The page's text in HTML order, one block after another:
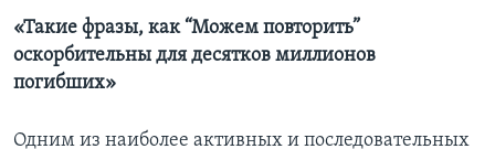
«Такие фразы, как “Можем повторить”
оскорбительны для десятков миллионов
погибших»
Одним из наиболее активных и последовательных